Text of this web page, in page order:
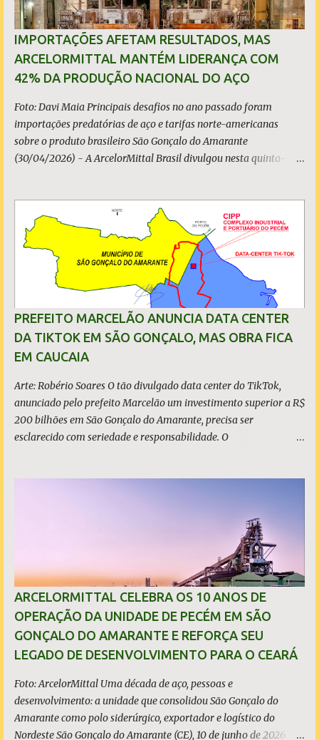
IMPORTAÇÕES AFETAM RESULTADOS, MAS
ARCELORMITTAL MANTÉM LIDERANÇA COM
42% DA PRODUÇÃO NACIONAL DO AÇO
Foto: Davi Maia Principais desafios no ano passado foram
importações predatórias de aço e tarifas norte-americanas
sobre o produto brasileiro São Gonçalo do Amarante
(30/04/2026) - A ArcelorMittal Brasil divulgou nesta quinta-
predatórias, sobretudo da China, e as tarifas impostas pelo
Governo dos Estados Unidos afetaram os resultados financeiros
e operacionais da organização e de todo o setor do aço brasileiro.
Ainda assim, a empresa manteve-se como líder no Brasil, com
42% da produção nacional de aço bruto, os investimentos
programados e permaneceu firme em seus valores de segurança,
sustentabilidade, qualidade e liderança. A produção total de aço
somou 15,14 milhões de toneladas – um recuo de 1,3% em
relação a 2024. A produção de minério de ferro atingiu 2,34
milhões de toneladas, montante 18,3% menor que 2024. Neste
caso, o resultado foi impactado pela trans...
PREFEITO MARCELÃO ANUNCIA DATA CENTER
DA TIKTOK EM SÃO GONÇALO, MAS OBRA FICA
EM CAUCAIA
Arte: Robério Soares O tão divulgado data center do TikTok,
anunciado pelo prefeito Marcelão um investimento superior a R$
200 bilhões em São Gonçalo do Amarante, precisa ser
esclarecido com seriedade e responsabilidade. O
investimento que não lhe pertence, ou desconhece os limites
territoriais do município que governa. Em qualquer dos casos, a
situação é grave. A população tem direito à informação correta,
transparente e sem propaganda enganosa, sobretudo quando
investimentos bilionários são usados como vitrine política. O que
é, de fato, o CIPP O Complexo Industrial e Portuário do Pecém
(CIPP) está situado parcialmente nos municípios de São Gonçalo
do Amarante e de Caucaia, conforme demonstram o mapa
acima. Embora a Vila (ou distrito) do Pecém pertença a Sã...
ARCELORMITTAL CELEBRA OS 10 ANOS DE
OPERAÇÃO DA UNIDADE DE PECÉM EM SÃO
GONÇALO DO AMARANTE E REFORÇA SEU
LEGADO DE DESENVOLVIMENTO PARA O CEARÁ
Foto: ArcelorMittal Uma década de aço, pessoas e
desenvolvimento: a unidade que consolidou São Gonçalo do
Amarante como polo siderúrgico, exportador e logístico do
Nordeste São Gonçalo do Amarante (CE), 10 de junho de 2026 - A